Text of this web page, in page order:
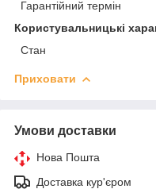
Гарантійний термін
Користувальницькі
Стан
Приховати
Умови доставки
Нова Пошта
Доставка кур'єром